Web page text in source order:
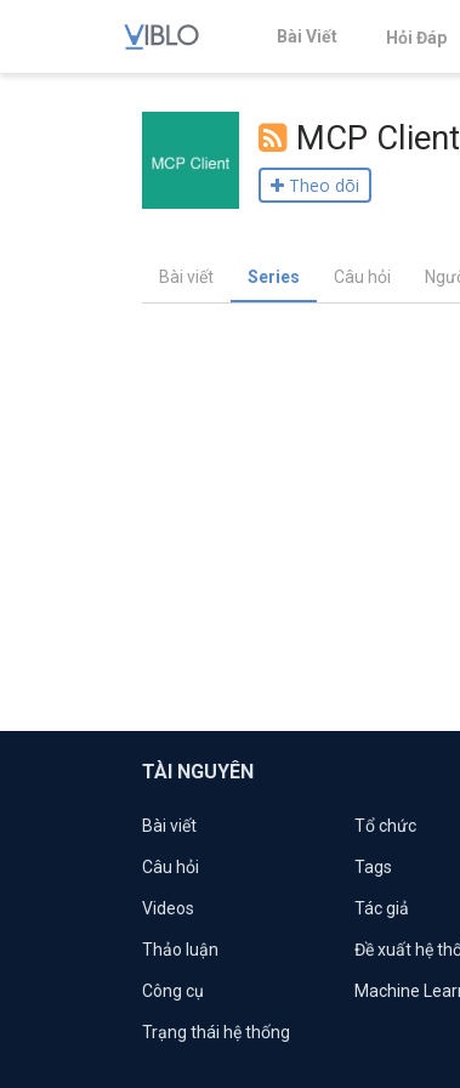
Bài Viết Hỏi Đáp
MCP Client
Theo dõi
Bài viết Series Câu hỏi
TÀI NGUYÊN
Bài viết Tổ chức
Câu hỏi Tags
Videos Tác giả
Thảo luận Đề xuất hệ
Công cụ Machine
Trạng thái hệ thống